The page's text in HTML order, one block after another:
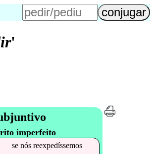
'
imperfeito
senósreexpedíssemos